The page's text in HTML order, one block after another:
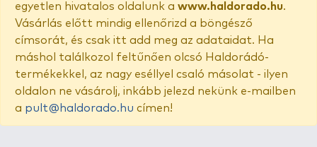
egyetlen hivatalos oldalunk a www.haldorado.hu.
Vásárlás előtt mindig ellenőrizd a böngésző
címsorát, és csak itt add meg az adataidat. Ha
máshol találkozol feltűnően olcsó Haldorádó-
termékekkel, az nagy eséllyel csaló másolat - ilyen
oldalon ne vásárolj, inkább jelezd nekünk e-mailben
a pult@haldorado.hu címen!